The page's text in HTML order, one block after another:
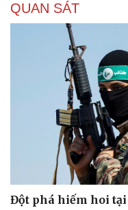
QUAN SÁT
Đột phá hiếm hoi